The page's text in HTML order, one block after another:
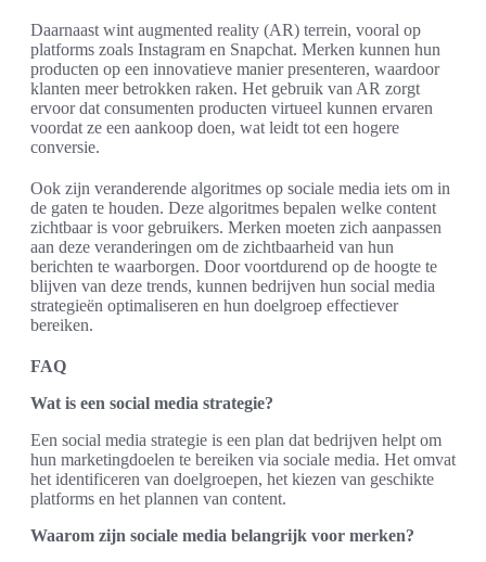
Daarnaast wint augmented reality (AR) terrein, vooral op
platforms zoals Instagram en Snapchat. Merken kunnen hun
producten op een innovatieve manier presenteren, waardoor
klanten meer betrokken raken. Het gebruik van AR zorgt
ervoor dat consumenten producten virtueel kunnen ervaren
voordat ze een aankoop doen, wat leidt tot een hogere
conversie.
Ook zijn veranderende algoritmes op sociale media iets om in
de gaten te houden. Deze algoritmes bepalen welke content
zichtbaar is voor gebruikers. Merken moeten zich aanpassen
aan deze veranderingen om de zichtbaarheid van hun
berichten te waarborgen. Door voortdurend op de hoogte te
blijven van deze trends, kunnen bedrijven hun social media
strategieën optimaliseren en hun doelgroep effectiever
bereiken.
FAQ
Wat is een social media strategie?
Een social media strategie is een plan dat bedrijven helpt om
hun marketingdoelen te bereiken via sociale media. Het omvat
het identificeren van doelgroepen, het kiezen van geschikte
platforms en het plannen van content.
Waarom zijn sociale media belangrijk voor merken?